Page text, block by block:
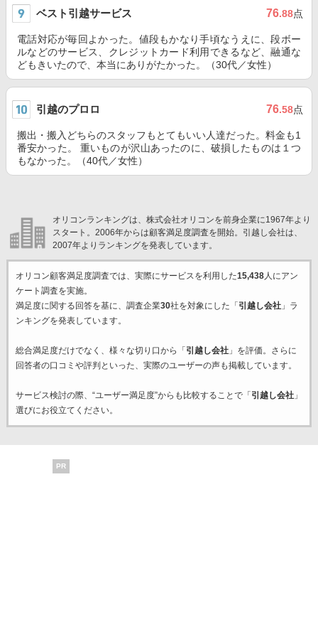
ベスト引越サービス 76.88点
電話対応が毎回よかった。値段もかなり手頃なうえに、段ボー
ルなどのサービス、クレジットカード利用できるなど、融通な
どもきいたので、本当にありがたかった。（30代／女性）
引越のプロロ 76.58点
搬出・搬入どちらのスタッフもとてもいい人達だった。料金も1
番安かった。 重いものが沢山あったのに、破損したものは１つ
もなかった。（40代／女性）
オリコンランキングは、株式会社オリコンを前身企業に1967年より
スタート。2006年からは顧客満足度調査を開始。引越し会社は、
2007年よりランキングを発表しています。
オリコン顧客満足度調査では、実際にサービスを利用した15,438人にアン
ケート調査を実施。
満足度に関する回答を基に、調査企業30社を対象にした「 引越し会社」ラ
ンキングを発表しています。
総合満足度だけでなく、様々な切り口から「 引越し会社」を評価。さらに
回答者の口コミや評判といった、実際のユーザーの声も掲載しています。
サービス検討の際、“ユーザー満足度”からも比較することで「 引越し会社」
選びにお役立てください。
PR